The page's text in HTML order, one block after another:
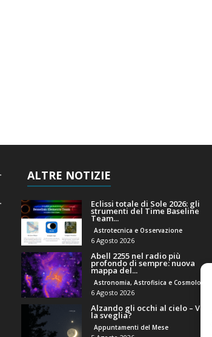
ALTRE NOTIZIE
Eclissi totale di Sole 2026: gli
strumenti del Time Baseline
Team...
Astrotecnica e Osservazione
6 Agosto 2026
Abell 2255 nel radio più
profondo di sempre: nuova
mappa del...
Astronomia, Astrofisica e Cosmologia
6 Agosto 2026
Alzando gli occhi al cielo – Vale
la sveglia?
Appuntamenti del Mese